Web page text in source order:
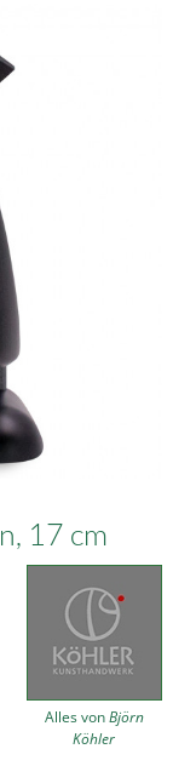
17 cm
Alles vonBjörn
Köhler